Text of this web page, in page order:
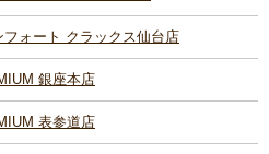
ォート クラックス仙台店
銀座本店
表参道店